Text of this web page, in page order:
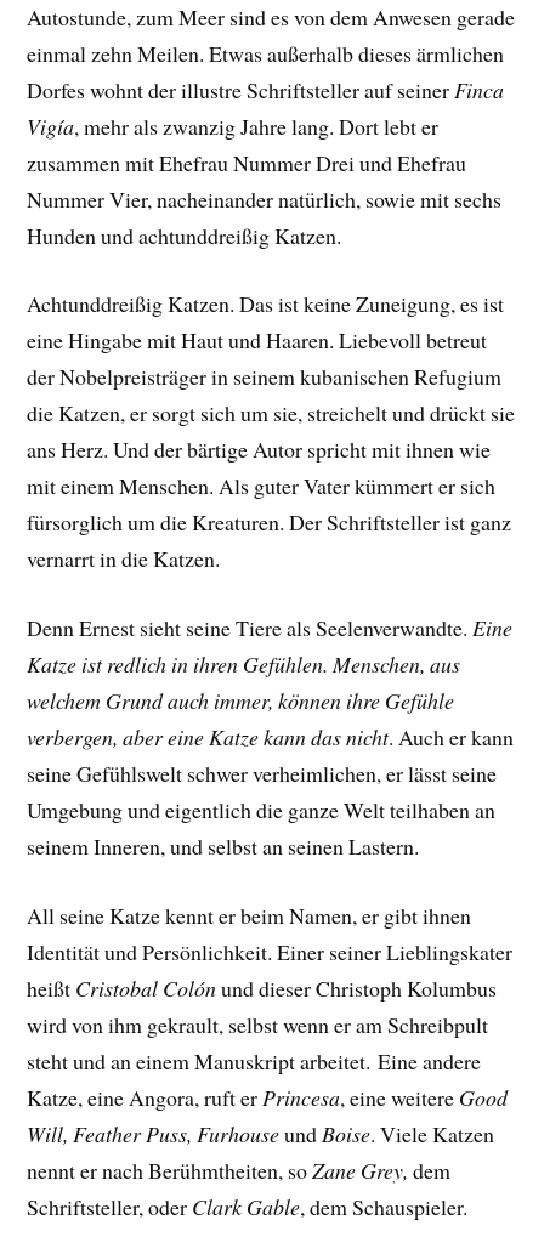
Autostunde, zum Meer sind es von dem Anwesen gerade
einmal zehn Meilen. Etwas außerhalb dieses ärmlichen
Dorfes wohnt der illustre Schriftsteller auf seiner Finca
Vigía, mehr als zwanzig Jahre lang. Dort lebt er
zusammen mit Ehefrau Nummer Drei und Ehefrau
Nummer Vier, nacheinander natürlich, sowie mit sechs
Hunden und achtunddreißig Katzen.
Achtunddreißig Katzen. Das ist keine Zuneigung, es ist
eine Hingabe mit Haut und Haaren. Liebevoll betreut
der Nobelpreisträger in seinem kubanischen Refugium
die Katzen, er sorgt sich um sie, streichelt und drückt sie
ans Herz. Und der bärtige Autor spricht mit ihnen wie
mit einem Menschen. Als guter Vater kümmert er sich
fürsorglich um die Kreaturen. Der Schriftsteller ist ganz
vernarrt in die Katzen.
Denn Ernest sieht seine Tiere als Seelenverwandte.Eine
Katze ist redlich in ihren Gefühlen. Menschen, aus
welchem Grund auch immer, können ihre Gefühle
verbergen, aber eine Katze kann das nicht. Auch er kann
seine Gefühlswelt schwer verheimlichen, er lässt seine
Umgebung und eigentlich die ganze Welt teilhaben an
seinem Inneren, und selbst an seinen Lastern.
All seine Katze kennt er beim Namen, er gibt ihnen
Identität und Persönlichkeit. Einer seiner Lieblingskater
heißt Cristobal Colónund dieser Christoph Kolumbus
wird von ihm gekrault, selbst wenn er am Schreibpult
steht und an einem Manuskript arbeitet. Eine andere
Katze, eine Angora, ruft erPrincesa, eine weitere Good
Will, Feather Puss, FurhouseundBoise. Viele Katzen
nennt er nach Berühmtheiten, soZane Grey,dem
Schriftsteller, oder Clark Gable, dem Schauspieler.